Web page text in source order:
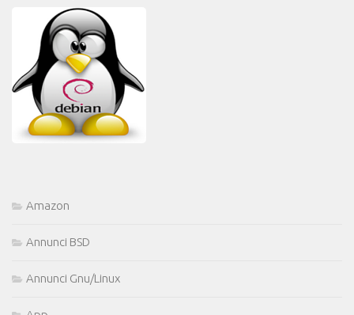
Amazon
Annunci BSD
Annunci Gnu/Linux